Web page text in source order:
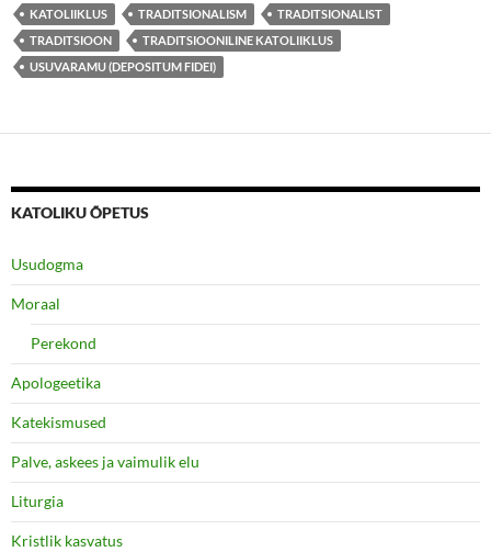
KATOLIIKLUS TRADITSIONALISM
TRADITSIONALIST
TRADITSIOON
TRADITSIOONILINE KATOLIIKLUS
USUVARAMU (DEPOSITUM FIDEI)
KATOLIKU ÕPETUS
Usudogma
Moraal
Perekond
Apologeetika
Katekismused
Palve, askees ja vaimulik elu
Liturgia
Kristlik kasvatus